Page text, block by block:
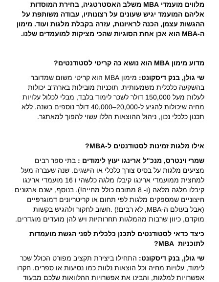
מלווים מועמדי MBA משלב האסטרטגיה, בחירת המוסדות
אליהם המועמד יגיש שעונים על רצונותיו, עבודה משותפת על
ההגשות עצמן, הכנה לראיונות, עזרה בקבלת מלגות ועוד. מימון
ה-MBA הוא אכן אחת הסוגיות שהכי מציקות למועמדים שלנו.
מדוע מימון הוא נושא כה קריטי לסטודנטים?
שי גולן, בנק דיסקונט:
מימון MBA הוא קריטי משום שמדובר
בהשקעה כלכלית משמעותית. תוכניות מובילות בארה"ב יכולות
לעלות מעל 150,000 דולר לשכר לימוד בלבד, מבלי לכלול עלויות
מחיה שיכולות להגיע ל-20,000–40,000 דולר נוספים בשנה. ללא
תכנון כלכלי נכון, ניהול ההוצאות הללו עשוי להפוך למאתגר.
אילו מלגות זמינות לסטודנטים ל-MBA?
שמרי וינטרס, מנכ"ל ארינגו יעוץ לימודים : בתי ספר רבים
מציעים מלגות על בסיס צורך כלכלי או הישגים. שנה שעברה מעל
למחצית ממועמדי ארינגו קיבלו מלגה כלשהי ו 16 מועמדי ארינגו
קיבלו מלגה מלאה (ו- 8 מתוכם כולל מחייה!). בנוסף, ישנם ארגונים
חיצוניים שמספקים מלגות לפי תחום או קריטריונים דמוגרפיים
(אבל בעולם ה-MBA, לא רבים!) .חשוב לחקור ולהגיש בקשות
מוקדם, כיוון שרבות מהמלגות תחרותיות ויש להן מועדים מוגדרים.
כיצד כדאי לסטודנטים לתכנן כלכלית לפני הגשת מועמדות
לתוכניות MBA
?
שי גולן, בנק דיסקונט: התחילו ביצירת תקציב מפורט הכולל שכר
לימוד, עלויות מחיה וכל הוצאות נלוות כמו נסיעות או ספרים. חקרו
אפשרויות למלגות, והבינו את אפשרויות ההלוואות שלכם מבעוד